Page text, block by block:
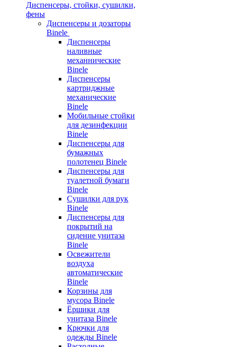
Диспенсеры, стойки, сушилки,
фены
Диспенсеры и дозаторы
Binele
Диспенсеры
наливные
механнические
Binele
Диспенсеры
картриджные
механические
Binele
Мобильные стойки
для дезинфекции
Binele
Диспенсеры для
бумажных
полотенец Binele
Диспенсеры для
туалетной бумаги
Binele
Сушилки для рук
Binele
Диспенсеры для
покрытий на
сидение унитаза
Binele
Освежители
воздуха
автоматические
Binele
Корзины для
мусора Binele
Ёршики для
унитаза Binele
Крючки для
одежды Binele